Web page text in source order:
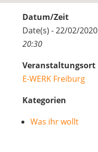
Datum/Zeit
Date(s) - 22/02/2020
20:30
Veranstaltungsort
E-WERK Freiburg
Kategorien
Was ihr wollt